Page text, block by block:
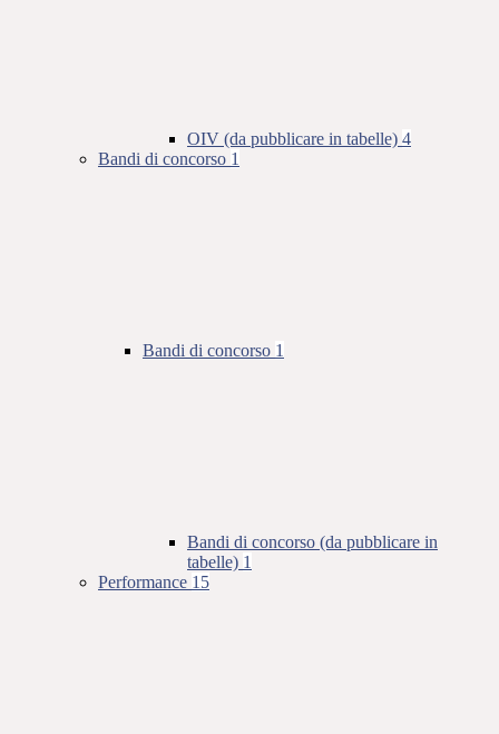
OIV (da pubblicare in tabelle) 4
Bandi di concorso 1
Bandi di concorso 1
Bandi di concorso (da pubblicare in
tabelle) 1
Performance 15